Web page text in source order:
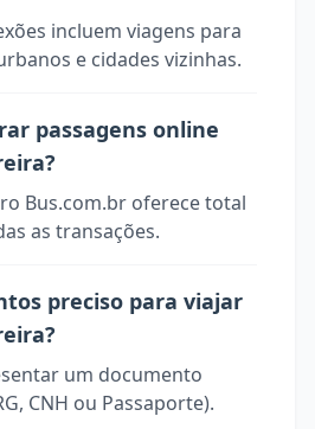
incluem viagens para
e cidades vizinhas.
passagens online
Bus.com.br oferece total
as transações.
preciso para viajar
um documento
CNH ou Passaporte).